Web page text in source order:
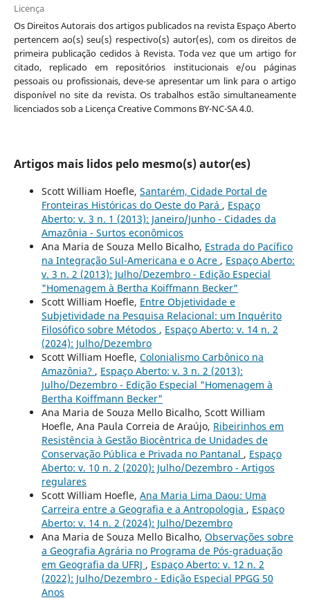
Licença
Os Direitos Autorais dos artigos publicados na revista Espaço Aberto
pertencem ao(s) seu(s) respectivo(s) autor(es), com os direitos de
primeira publicação cedidos à Revista. Toda vez que um artigo for
citado, replicado em repositórios institucionais e/ou páginas
pessoais ou profissionais, deve-se apresentar um link para o artigo
disponível no site da revista. Os trabalhos estão simultaneamente
licenciados sob a Licença Creative Commons BY-NC-SA 4.0.
Artigos mais lidos pelo mesmo(s) autor(es)
Scott William Hoefle, Santarém, Cidade Portal de
Fronteiras Históricas do Oeste do Pará , Espaço
Aberto: v. 3 n. 1 (2013): Janeiro/Junho - Cidades da
Amazônia - Surtos econômicos
Ana Maria de Souza Mello Bicalho, Estrada do Pacífico
na Integração Sul-Americana e o Acre , Espaço Aberto:
v. 3 n. 2 (2013): Julho/Dezembro - Edição Especial
"Homenagem à Bertha Koiffmann Becker"
Scott William Hoefle, Entre Objetividade e
Subjetividade na Pesquisa Relacional: um Inquérito
Filosófico sobre Métodos , Espaço Aberto: v. 14 n. 2
(2024): Julho/Dezembro
Scott William Hoefle, Colonialismo Carbônico na
Amazônia? , Espaço Aberto: v. 3 n. 2 (2013):
Julho/Dezembro - Edição Especial "Homenagem à
Bertha Koiffmann Becker"
Ana Maria de Souza Mello Bicalho, Scott William
Hoefle, Ana Paula Correia de Araújo, Ribeirinhos em
Resistência à Gestão Biocêntrica de Unidades de
Conservação Pública e Privada no Pantanal , Espaço
Aberto: v. 10 n. 2 (2020): Julho/Dezembro - Artigos
regulares
Scott William Hoefle, Ana Maria Lima Daou: Uma
Carreira entre a Geografia e a Antropologia , Espaço
Aberto: v. 14 n. 2 (2024): Julho/Dezembro
Ana Maria de Souza Mello Bicalho, Observações sobre
a Geografia Agrária no Programa de Pós-graduação
em Geografia da UFRJ , Espaço Aberto: v. 12 n. 2
(2022): Julho/Dezembro - Edição Especial PPGG 50
Anos